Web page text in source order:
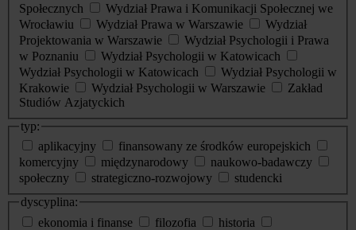
Społecznych
Wydział Prawa i Komunikacji Społecznej we
Wrocławiu
Wydział Prawa w Warszawie
Wydział
Projektowania w Warszawie
Wydział Psychologii i Prawa
w Poznaniu
Wydział Psychologii w Katowicach
Wydział Psychologii w Katowicach
Wydział Psychologii w
Krakowie
Wydział Psychologii w Warszawie
Zakład
Studiów Azjatyckich
typ:
aplikacyjny
finansowany ze środków europejskich
komercyjny
międzynarodowy
naukowo-badawczy
społeczny
strategiczno-rozwojowy
studencki
dyscyplina:
ekonomia i finanse
filozofia
historia